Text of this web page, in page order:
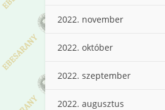
2022. november
2022. október
2022. szeptember
2022. augusztus